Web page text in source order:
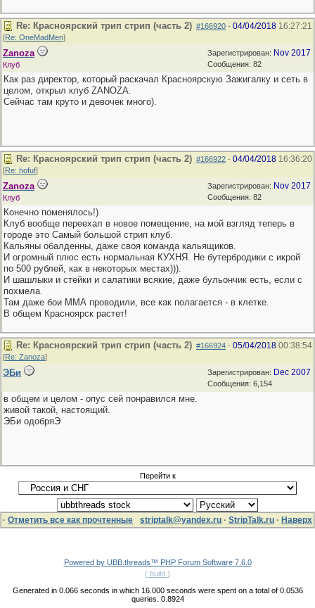
#166920 - 04/04/2018 16:27:21
Re: Красноярский трип стрип (часть 2)
[Re: OneMadMen]
Зарегистрирован: Nov 2017
Сообщения: 82
Zanoza
Клуб
Как раз директор, который раскачал Красноярскую Зажигалку и сеть в
целом, открыл клуб ZANOZA.
Сейчас там круто и девочек много).
#166922 - 04/04/2018 16:36:20
Re: Красноярский трип стрип (часть 2)
[Re: hofuf]
Зарегистрирован: Nov 2017
Сообщения: 82
Zanoza
Клуб
Конечно поменялось!)
Клуб вообще переехал в новое помещение, на мой взгляд теперь в
городе это Самый большой стрип клуб.
Кальяны обалденны, даже своя команда кальящиков.
И огромный плюс есть нормальная КУХНЯ. Не бутербродики с икрой
по 500 рублей, как в некоторых местах))).
И шашлыки и стейки и салатики всякие, даже бульончик есть, если с
похмела.
Там даже бои ММА проводили, все как полагается - в клетке.
В общем Красноярск растет!
#166924 - 05/04/2018 00:38:54
Re: Красноярский трип стрип (часть 2)
[Re: Zanoza]
Зарегистрирован: Dec 2007
Сообщения: 6,154
ЭБи
в общем и целом - опус сей понравился мне.
живой такой, настоящий.
ЭБи одобряЭ
Перейти к
· Отметить все как прочтенные striptalk@yandex.ru · StripTalk.ru · Наверх
Powered by UBB.threads™ PHP Forum Software 7.6.0
( build )
Generated in 0.066 seconds in which 16.000 seconds were spent on a total of 0.0536
queries. 0.8924